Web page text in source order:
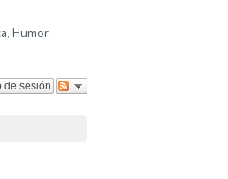
, Humor
de sesión